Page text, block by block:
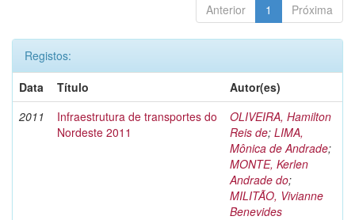
Anterior 1 Próxima
Registos:
Data
Título
Autor(es)
2011
Infraestrutura de transportes do
Nordeste 2011
OLIVEIRA, Hamilton
Reis de; LIMA,
Mônica de Andrade;
MONTE, Kerlen
Andrade do;
MILITÃO, Vivianne
Benevides